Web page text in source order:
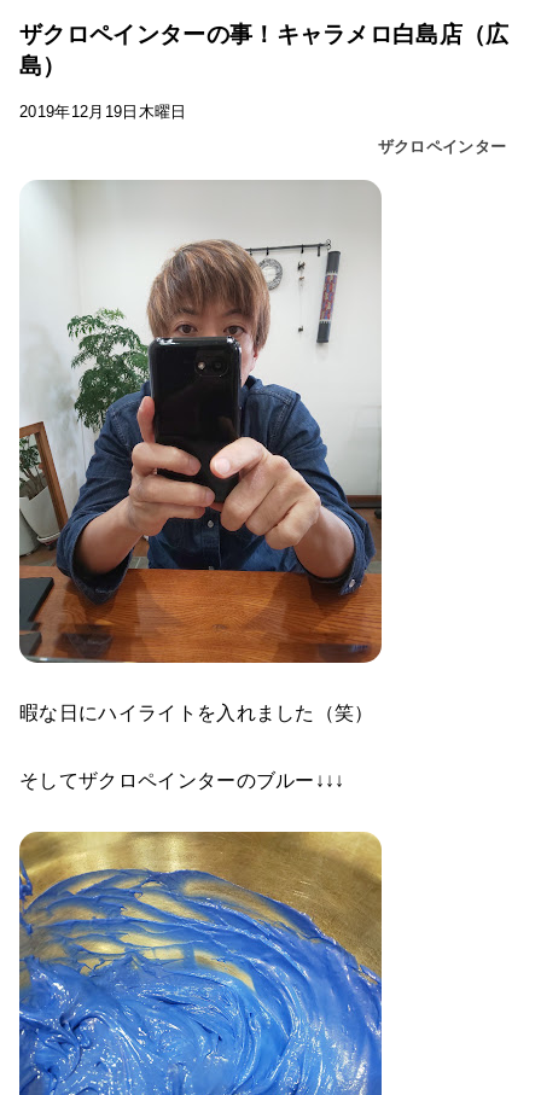
ザクロペインターの事！キャラメロ白島店（広
島）
2019年12月19日木曜日
ザクロペインター
暇な日にハイライトを入れました（笑）
そしてザクロペインターのブルー↓↓↓